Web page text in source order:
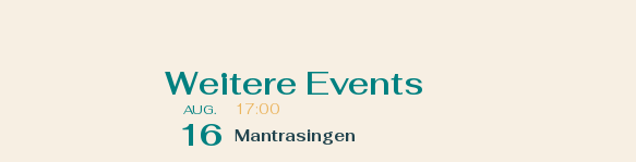
Weitere Events
AUG.
16
17:00
Mantrasingen